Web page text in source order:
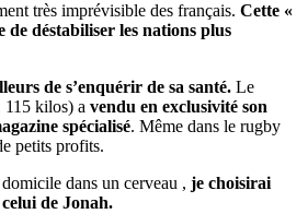
très imprévisible des français. Cette «
de déstabiliser les nations plus
de s’enquérir de sa santé. Le
115 kilos) a vendu en exclusivité son
spécialisé. Même dans le rugby
petits profits.
dans un cerveau , je choisirai
de Jonah.